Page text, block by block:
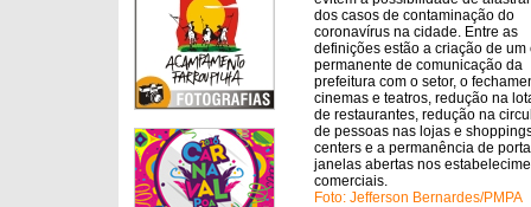
dos casos de contaminação do
coronavírus na cidade. Entre as
definições estão a criação de um
permanente de comunicação da
prefeitura com o setor, o
cinemas e teatros, redução na
de restaurantes, redução na
de pessoas nas lojas e
centers e a permanência de
janelas abertas nos
comerciais.
Foto: Jefferson Bernardes/PMPA